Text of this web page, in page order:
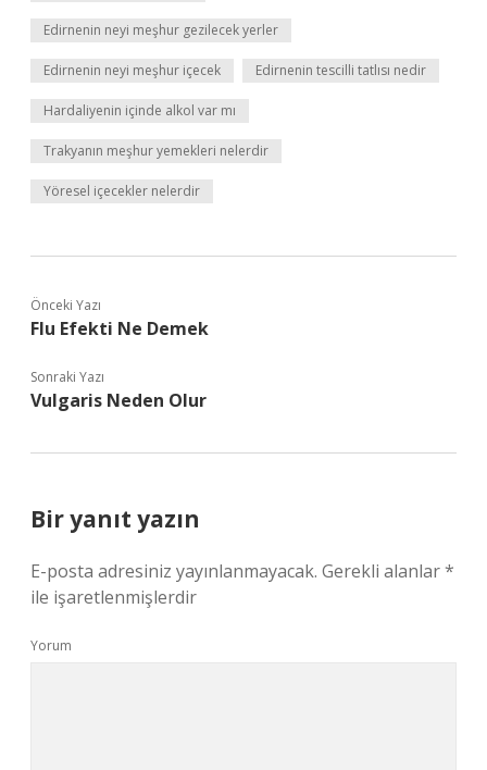
Edirnenin neyi meşhur gezilecek yerler
Edirnenin neyi meşhur içecek Edirnenin tescilli tatlısı nedir
Hardaliyenin içinde alkol var mı
Trakyanın meşhur yemekleri nelerdir
Yöresel içecekler nelerdir
Önceki Yazı
Flu Efekti Ne Demek
Sonraki Yazı
Vulgaris Neden Olur
Bir yanıt yazın
E-posta adresiniz yayınlanmayacak. Gerekli alanlar*
ile işaretlenmişlerdir
Yorum